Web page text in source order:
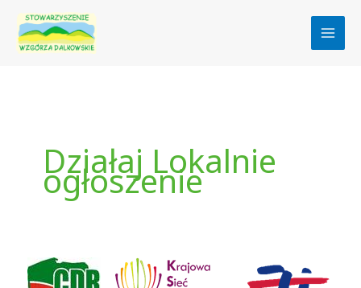
Przejdź
treści
Działaj Lokalnie
ogłoszenie